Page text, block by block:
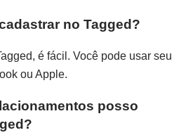
no Tagged?
é fácil. Você pode usar seu
ou Apple.
posso